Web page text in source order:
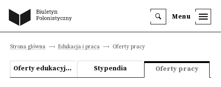
Menu
Strona główna Edukacja i praca Oferty pracy
Oferty edukacyjne Stypendia Oferty pracy